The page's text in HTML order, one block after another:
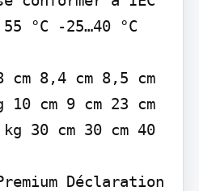
°C -25…40 °C
cm 8,4 cm 8,5 cm
10 cm 9 cm 23 cm
30 cm 30 cm 40
Déclaration